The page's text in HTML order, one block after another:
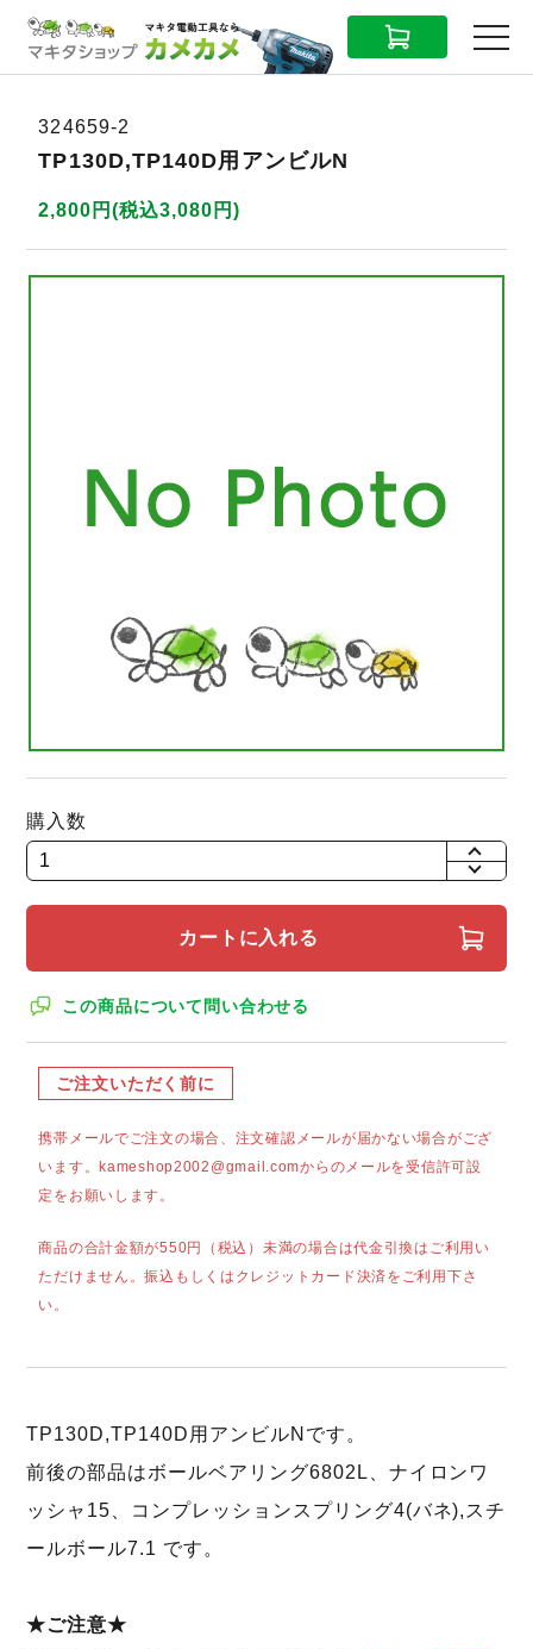
CART MENU
324659-2
TP130D,TP140D用アンビルN
2,800円(税込3,080円)
購入数
+
カートに入れる
この商品について問い合わせる
ご注文いただく前に
携帯メールでご注文の場合、注文確認メールが届かない場合がござ
います。kameshop2002@gmail.comからのメールを受信許可設
定をお願いします。
商品の合計金額が550円（税込）未満の場合は代金引換はご利用い
ただけません。振込もしくはクレジットカード決済をご利用下さ
い。
TP130D,TP140D用アンビルNです。
前後の部品はボールベアリング6802L、ナイロンワ
ッシャ15、コンプレッションスプリング4(バネ),スチ
ールボール7.1 です。
★ご注意★